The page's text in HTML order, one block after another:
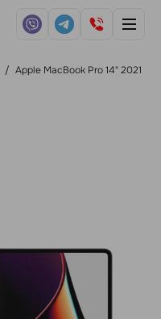
/ Apple MacBook Pro 14" 2021